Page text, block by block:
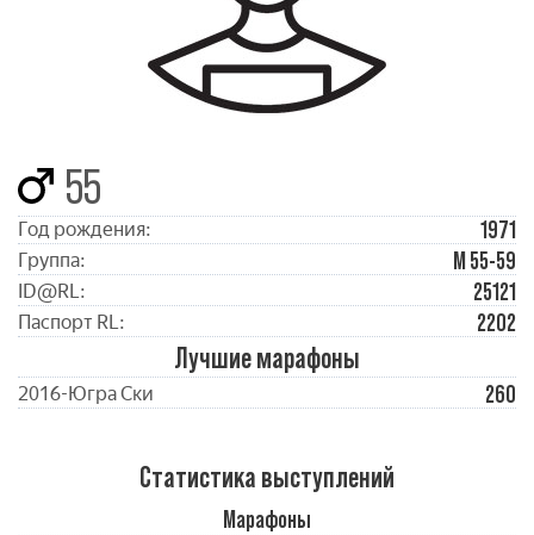
55
Год рождения: 1971
Группа: М 55-59
ID@RL: 25121
Паспорт RL: 2202
Лучшие марафоны
2016-Югра Ски 260
Статистика выступлений
Марафоны